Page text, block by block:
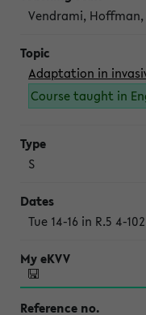
Vendrami, Hoffman,
Adaptation in
Course taught in
S
Tue 14-16 in R.5 4-